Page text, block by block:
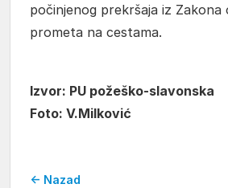
počinjenog prekršaja iz Zakona
prometa na cestama.
Izvor: PU požeško-slavonska
Foto: V.Milković
← Nazad